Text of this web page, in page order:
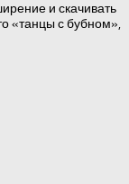
и скачивать
«танцы с бубном»,